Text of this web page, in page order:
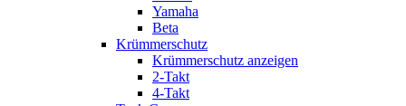
Yamaha
Beta
Krümmerschutz
Krümmerschutz anzeigen
2-Takt
4-Takt